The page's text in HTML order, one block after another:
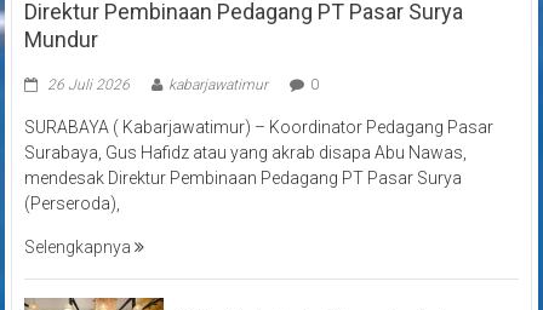
Direktur Pembinaan Pedagang PT Pasar Surya
Mundur
26 Juli 2026 kabarjawatimur 0
SURABAYA ( Kabarjawatimur) – Koordinator Pedagang Pasar
Surabaya, Gus Hafidz atau yang akrab disapa Abu Nawas,
mendesak Direktur Pembinaan Pedagang PT Pasar Surya
(Perseroda),
Selengkapnya